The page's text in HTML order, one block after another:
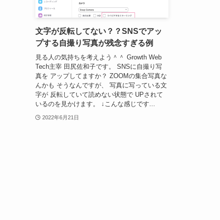
文字が反転してない？？SNSでアッ
プする自撮り写真が残念すぎる例
見る人の気持ちを考えよう＾＾ Growth Web
Tech主宰 田尻佐和子です。 SNSに自撮り写
真を アップしてますか？ ZOOMの集合写真な
んかも そうなんですが、 写真に写っている文
字が 反転していて読めない状態で UPされて
いるのを見かけます。 ↓こんな感じです...
2022年6月21日